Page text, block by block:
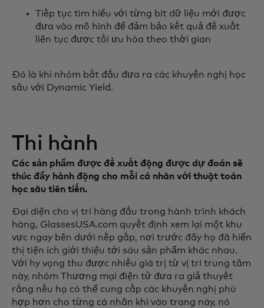
Tiếp tục tìm hiểu với từng bit dữ liệu mới được
đưa vào mô hình để đảm bảo kết quả đề xuất
liên tục được tối ưu hóa theo thời gian
Đó là khi nhóm bắt đầu đưa ra các khuyến nghị học
sâu với Dynamic Yield.
Thi hành
Các sản phẩm được đề xuất động được dự đoán sẽ
thúc đẩy hành động cho mỗi cá nhân với thuật toán
học sâu tiên tiến.
Đại diện cho vị trí hàng đầu trong hành trình khách
hàng, GlassesUSA.com quyết định xem lại một khu
vực ngay bên dưới nếp gấp, nơi trước đây họ đã hiển
thị tiện ích giới thiệu tới sáu sản phẩm khác nhau.
Với hy vọng thu được nhiều giá trị từ vị trí trung tâm
này, nhóm Thương mại điện tử đưa ra giả thuyết
rằng nếu họ có thể cung cấp các khuyến nghị phù
hợp hơn cho từng cá nhân khi vào trang này, nó